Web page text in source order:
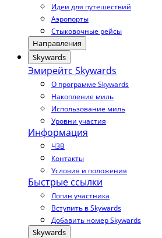
Идеи для путешествий
Аэропорты
Стыковочные рейсы
Направления
Skywards
Эмирейтс Skywards
О программе Skywards
Накопление миль
Использование миль
Уровни участия
Информация
ЧЗВ
Контакты
Условия и положения
Быстрые ссылки
Логин участника
Вступить в Skywards
Добавить номер Skywards
Skywards